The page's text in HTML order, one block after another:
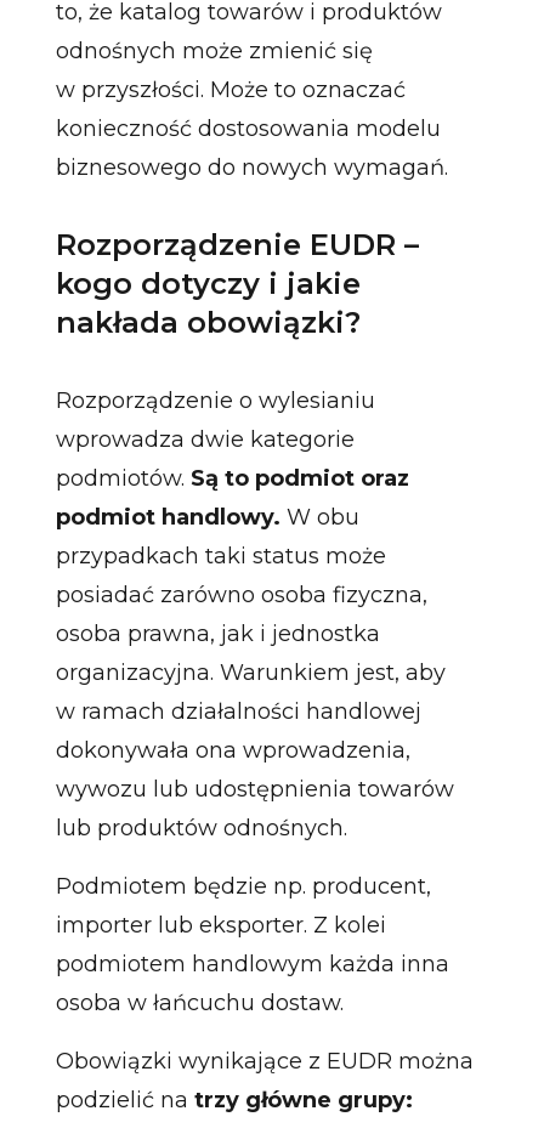
to, że katalog towarów i produktów
odnośnych może zmienić się
w przyszłości. Może to oznaczać
konieczność dostosowania modelu
biznesowego do nowych wymagań.
Rozporządzenie EUDR –
kogo dotyczy i jakie
nakłada obowiązki?
Rozporządzenie o wylesianiu
wprowadza dwie kategorie
podmiotów. Są to podmiot oraz
podmiot handlowy. W obu
przypadkach taki status może
posiadać zarówno osoba fizyczna,
osoba prawna, jak i jednostka
organizacyjna. Warunkiem jest, aby
w ramach działalności handlowej
dokonywała ona wprowadzenia,
wywozu lub udostępnienia towarów
lub produktów odnośnych.
Podmiotem będzie np. producent,
importer lub eksporter. Z kolei
podmiotem handlowym każda inna
osoba w łańcuchu dostaw.
Obowiązki wynikające z EUDR można
podzielić na trzy główne grupy: